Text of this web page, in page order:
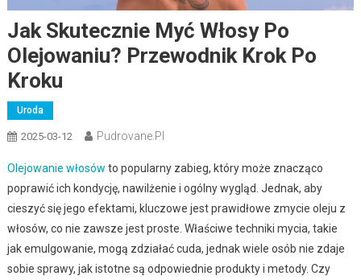
Jak Skutecznie Myć Włosy Po
Olejowaniu? Przewodnik Krok Po
Kroku
Uroda
2025-03-12 Pudrovane.pl
Olejowanie włosów to popularny zabieg, który może znacząco
poprawić ich kondycję, nawilżenie i ogólny wygląd. Jednak, aby
cieszyć się jego efektami, kluczowe jest prawidłowe zmycie oleju z
włosów, co nie zawsze jest proste. Właściwe techniki mycia, takie
jak emulgowanie, mogą zdziałać cuda, jednak wiele osób nie zdaje
sobie sprawy, jak istotne są odpowiednie produkty i metody. Czy